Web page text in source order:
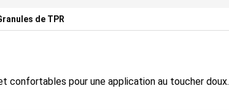
de TPR
confortables pour une application au toucher doux.